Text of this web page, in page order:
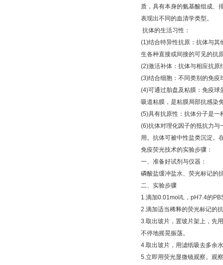
质，具有本身的氨基酸组成、
表现出不同的血清学类型。
抗体的生活习性：
(1)结合特异性抗原：抗体与其
生各种直接或间接的可见的抗
(2)激活补体：抗体与相应抗原
(3)结合细胞：不同类别的免疫
(4)可通过胎盘及粘膜：免疫球
吸道粘膜，是粘膜局部抗感染
(5)具有抗原性：抗体分子是一
(6)抗体对理化因子的抵抗力与
用。抗体可被中性盐类沉淀。
免疫荧光技术的实验步骤：
一、准备好试剂与仪器：
磷酸盐缓冲盐水、荧光标记的
二、实验步骤
1.滴加0.01mol/L ， pH7.4的
2.滴加适当稀释的荧光标记的
3.取出玻片，置玻片架上，先用
不停地摇晃振荡。
4.取出玻片，用滤纸吸去多余
5.立即用荧光显微镜观察。观